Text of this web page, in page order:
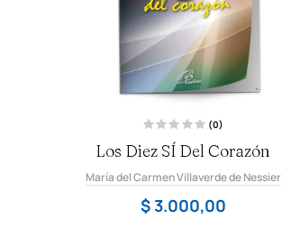
a
l
r
a
d
o
(0)
Los Diez SÍ Del Corazón
María del Carmen Villaverde de Nessier
$3.000,00